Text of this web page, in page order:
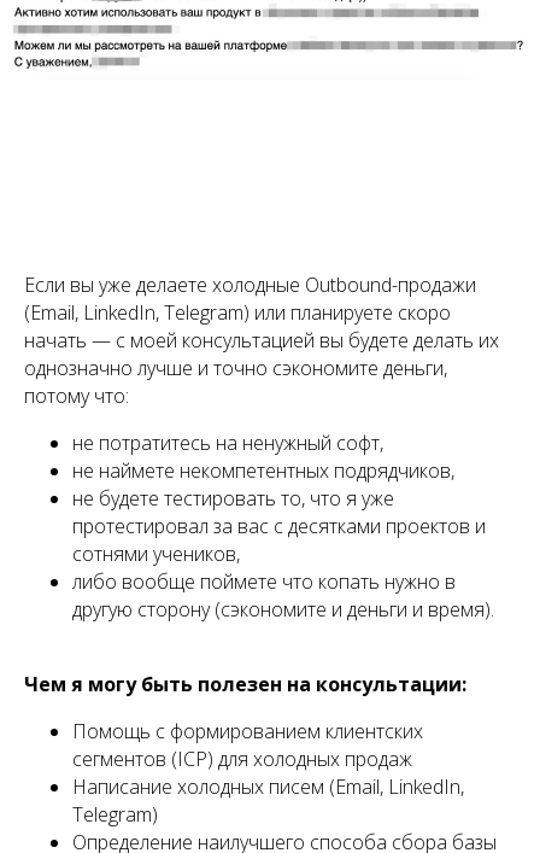
Если вы уже делаете холодные Outbound-продажи
(Email, LinkedIn, Telegram) или планируете скоро
начать — с моей консультацией вы будете делать их
однозначно лучше и точно сэкономите деньги,
потому что:
не потратитесь на ненужный софт,
не наймете некомпетентных подрядчиков,
не будете тестировать то, что я уже
протестировал за вас с десятками проектов и
сотнями учеников,
либо вообще поймете что копать нужно в
другую сторону (сэкономите и деньги и время).
Чем я могу быть полезен на консультации:
Помощь с формированием клиентских
сегментов (ICP) для холодных продаж
Написание холодных писем (Email, LinkedIn,
Telegram)
Определение наилучшего способа сбора базы